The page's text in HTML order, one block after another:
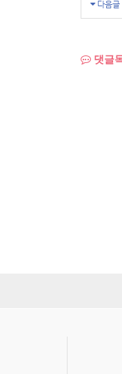
다음글
댓글